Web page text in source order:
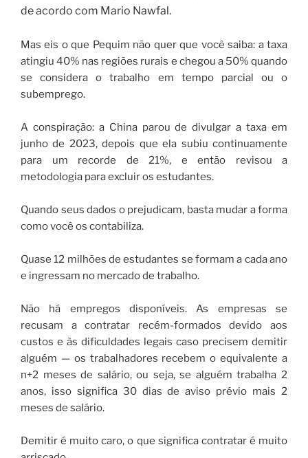
de acordo com Mario Nawfal.
Mas eis o que Pequim não quer que você saiba: a taxa
atingiu 40% nas regiões rurais e chegou a 50% quando
se considera o trabalho em tempo parcial ou o
subemprego.
A conspiração: a China parou de divulgar a taxa em
junho de 2023, depois que ela subiu continuamente
para um recorde de 21%, e então revisou a
metodologia para excluir os estudantes.
Quando seus dados o prejudicam, basta mudar a forma
como você os contabiliza.
Quase 12 milhões de estudantes se formam a cada ano
e ingressam no mercado de trabalho.
Não há empregos disponíveis. As empresas se
recusam a contratar recém-formados devido aos
custos e às dificuldades legais caso precisem demitir
alguém — os trabalhadores recebem o equivalente a
n+2 meses de salário, ou seja, se alguém trabalha 2
anos, isso significa 30 dias de aviso prévio mais 2
meses de salário.
Demitir é muito caro, o que significa contratar é muito